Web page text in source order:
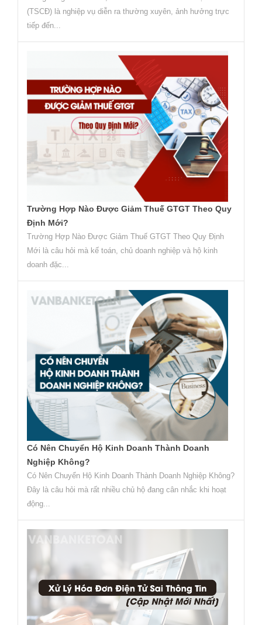
(TSCĐ) là nghiệp vụ diễn ra thường xuyên, ảnh hưởng trực
tiếp đến...
Trường Hợp Nào Được Giảm Thuế GTGT Theo Quy
Định Mới?
Trường Hợp Nào Được Giảm Thuế GTGT Theo Quy Định
Mới là câu hỏi mà kế toán, chủ doanh nghiệp và hộ kinh
doanh đặc...
Có Nên Chuyển Hộ Kinh Doanh Thành Doanh
Nghiệp Không?
Có Nên Chuyển Hộ Kinh Doanh Thành Doanh Nghiệp Không?
Đây là câu hỏi mà rất nhiều chủ hộ đang cân nhắc khi hoạt
động...